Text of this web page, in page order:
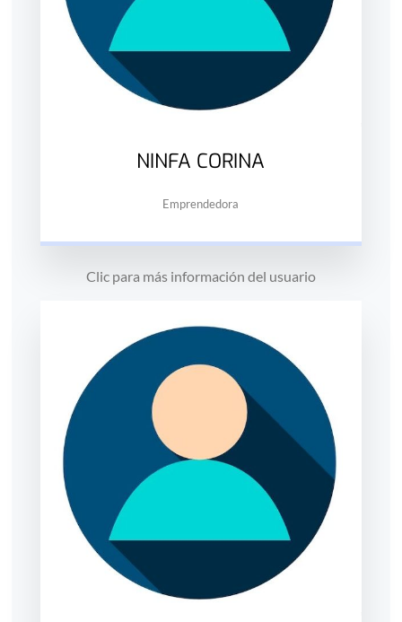
NINFA CORINA
Emprendedora
Clic para más información del usuario